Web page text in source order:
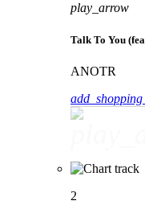
play_arrow
Talk To You
ANOTR
2